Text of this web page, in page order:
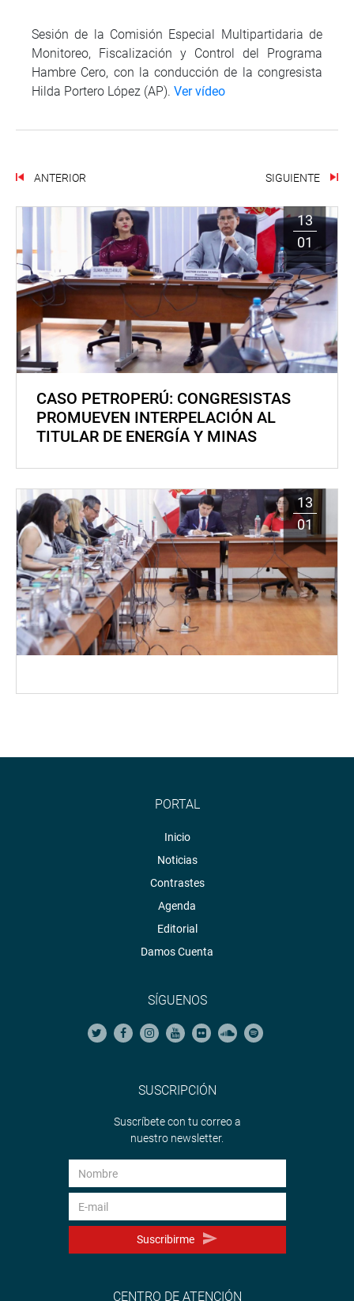
Sesión de la Comisión Especial Multipartidaria de
Monitoreo, Fiscalización y Control del Programa
Hambre Cero, con la conducción de la congresista
Hilda Portero López (AP). Ver vídeo
ANTERIOR SIGUIENTE
13
01
CASO PETROPERÚ: CONGRESISTAS
PROMUEVEN INTERPELACIÓN AL
TITULAR DE ENERGÍA Y MINAS
13
01
PORTAL
Inicio
Noticias
Contrastes
Agenda
Editorial
Damos Cuenta
SÍGUENOS
SUSCRIPCIÓN
Suscríbete con tu correo a
nuestro newsletter.
Suscribirme
CENTRO DE ATENCIÓN